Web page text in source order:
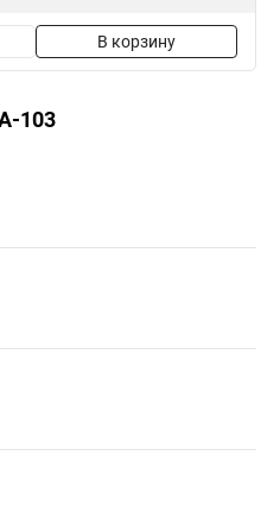
В корзину
103